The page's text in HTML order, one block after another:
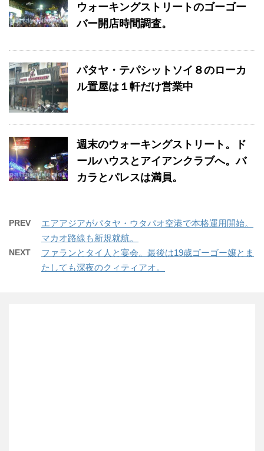
ウォーキングストリートのゴーゴー
バー開店時間調査。
パタヤ・テパシットソイ８のローカ
ル置屋は１軒だけ営業中
週末のウォーキングストリート。ド
ールハウスとアイアンクラブへ。バ
カラとパレスは満員。
PREV
エアアジアがパタヤ・ウタパオ空港で本格運用開始。
マカオ路線も新規就航。
NEXT
ファランとタイ人と宴会。最後は19歳ゴーゴー嬢とま
たしても深夜のクィティアオ。